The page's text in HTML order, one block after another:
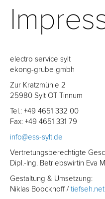
TV &
electro service sylt
ekong-grube gmbh
Zur Kratzmühle 2
25980 Sylt OT Tinnum
Tel.: +49 4651 332 00
Fax: +49 4651 331 79
info@ess-sylt.de
Vertretungsberechtigte
Dipl.-Ing. Betriebswirtin Eva
Gestaltung & Umsetzung:
Niklas Boockhoff / tiefseh.net